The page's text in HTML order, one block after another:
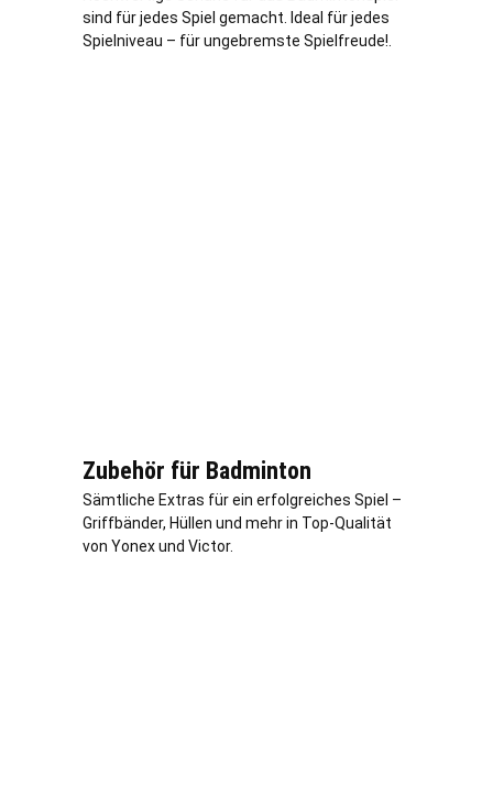
sind für jedes Spiel gemacht. Ideal für jedes
Spielniveau – für ungebremste Spielfreude!.
Zubehör für Badminton
Sämtliche Extras für ein erfolgreiches Spiel –
Griffbänder, Hüllen und mehr in Top-Qualität
von Yonex und Victor.